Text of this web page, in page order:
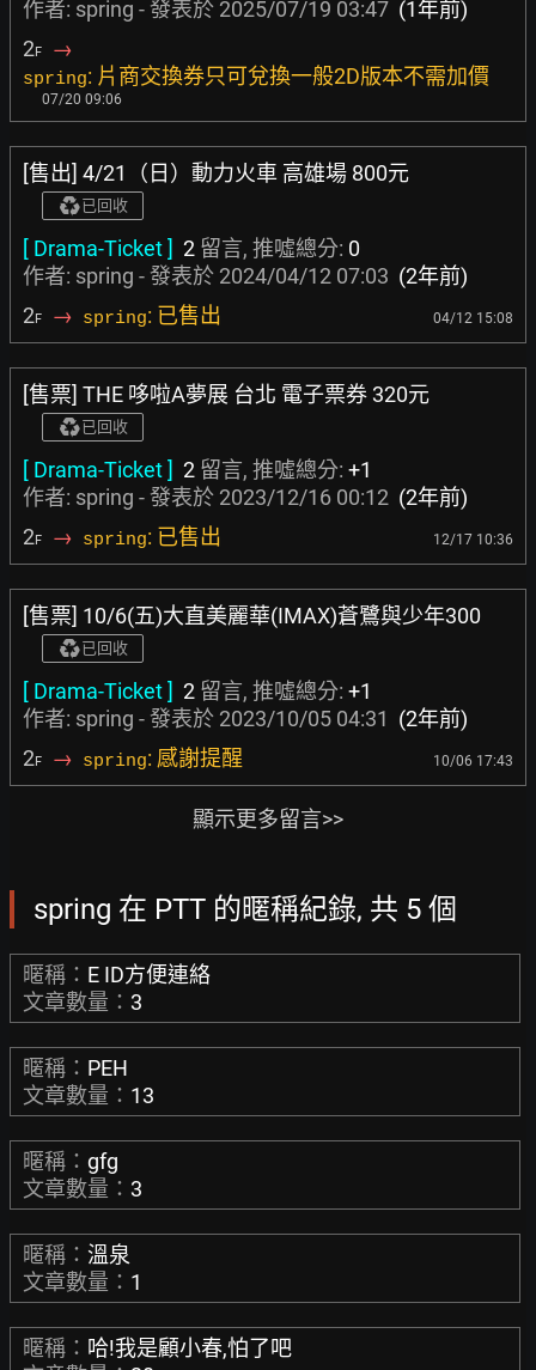
作者: spring - 發表於 2025/07/19 03:47 (1年前)
2F →
spring: 片商交換券只可兌換一般2D版本不需加價
07/20 09:06
[售出] 4/21（日）動力火車 高雄場 800元
已回收
[ Drama-Ticket ] 2 留言, 推噓總分: 0
作者: spring - 發表於 2024/04/12 07:03 (2年前)
2F → spring: 已售出 04/12 15:08
[售票] THE 哆啦A夢展 台北 電子票券 320元
已回收
[ Drama-Ticket ] 2 留言, 推噓總分: +1
作者: spring - 發表於 2023/12/16 00:12 (2年前)
2F → spring: 已售出 12/17 10:36
[售票] 10/6(五)大直美麗華(IMAX)蒼鷺與少年300
已回收
[ Drama-Ticket ] 2 留言, 推噓總分: +1
作者: spring - 發表於 2023/10/05 04:31 (2年前)
2F → spring: 感謝提醒 10/06 17:43
顯示更多留言>>
spring 在 PTT 的暱稱紀錄, 共 5 個
暱稱： E ID方便連絡
文章數量： 3
暱稱： PEH
文章數量： 13
暱稱： gfg
文章數量： 3
暱稱： 溫泉
文章數量： 1
暱稱： 哈!我是顧小春,怕了吧